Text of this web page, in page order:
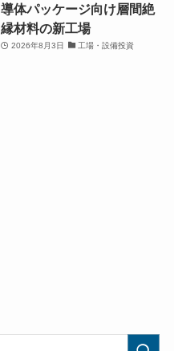
導体パッケージ向け層間絶
縁材料の新工場
2026年8月3日 工場・設備投資